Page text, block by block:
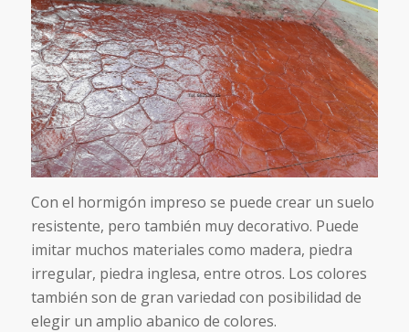
Con el hormigón impreso se puede crear un suelo
resistente, pero también muy decorativo. Puede
imitar muchos materiales como madera, piedra
irregular, piedra inglesa, entre otros. Los colores
también son de gran variedad con posibilidad de
elegir un amplio abanico de colores.